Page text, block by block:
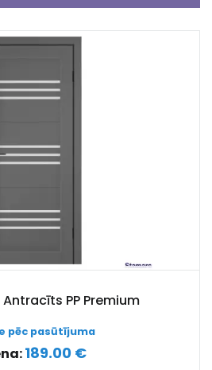
Antracīts PP Premium
pēc pasūtījuma
189.00 €